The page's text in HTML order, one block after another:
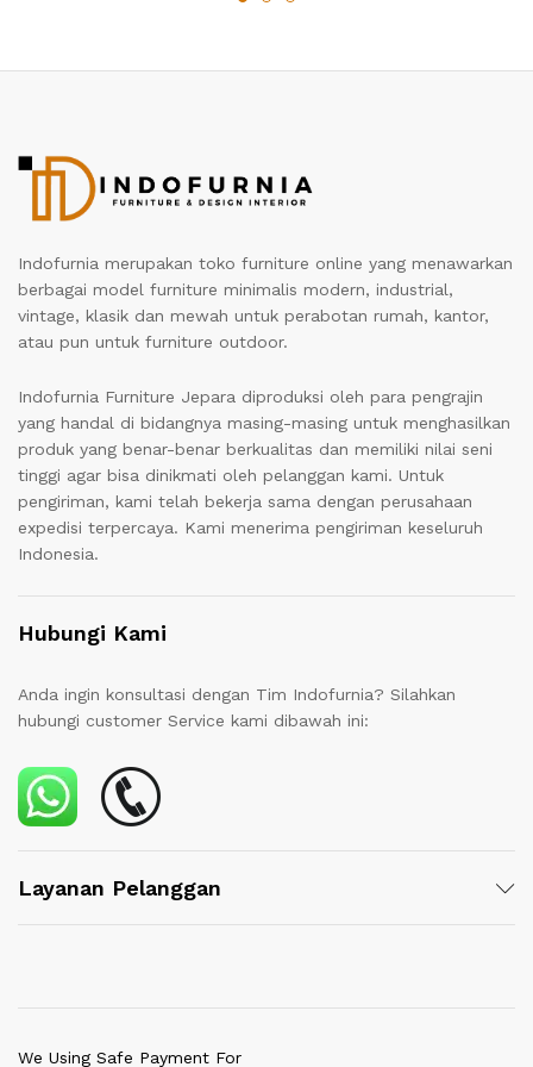
Indofurnia merupakan toko furniture online yang menawarkan
berbagai model furniture minimalis modern, industrial,
vintage, klasik dan mewah untuk perabotan rumah, kantor,
atau pun untuk furniture outdoor.
Indofurnia Furniture Jepara diproduksi oleh para pengrajin
yang handal di bidangnya masing-masing untuk menghasilkan
produk yang benar-benar berkualitas dan memiliki nilai seni
tinggi agar bisa dinikmati oleh pelanggan kami. Untuk
pengiriman, kami telah bekerja sama dengan perusahaan
expedisi terpercaya. Kami menerima pengiriman keseluruh
Indonesia.
Hubungi Kami
Anda ingin konsultasi dengan Tim Indofurnia? Silahkan
hubungi customer Service kami dibawah ini:
Layanan Pelanggan
We Using Safe Payment For